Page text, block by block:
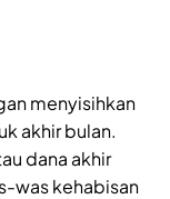
menyisihkan
akhir bulan.
dana akhir
was kehabisan